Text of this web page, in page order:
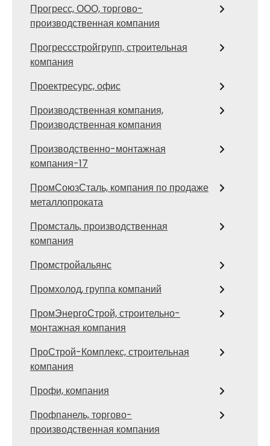
Прогресс, ООО, торгово-
производственная компания
Прогрессстройгрупп, строительная
компания
Проектресурс, офис
Производственная компания,
Производственная компания
Производственно-монтажная
компания-17
ПромСоюзСталь, компания по продаже
металлопроката
Промсталь, производственная
компания
Промстройальянс
Промхолод, группа компаний
ПромЭнергоСтрой, строительно-
монтажная компания
ПроСтрой-Комплекс, строительная
компания
Профи, компания
Профпанель, торгово-
производственная компания